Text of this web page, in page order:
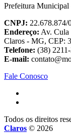
Prefeitura Municipal
CNPJ: 22.678.874/
Endereço: Av. Cula
Claros - MG, CEP:
Telefone: (38)
E-mail:
Fale Conosco
Todos os direitos
Claros © 2026